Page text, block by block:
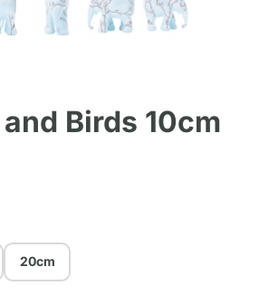
Birds 10cm
20cm